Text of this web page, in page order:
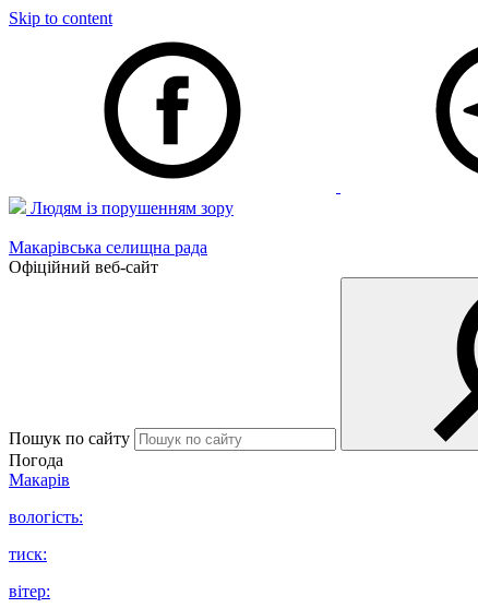
Skip to content
Людям із порушенням зору
Макарівська селищна рада
Офіційний веб-сайт
Пошук по сайту
Погода
Макарів
вологість:
тиск:
вітер: